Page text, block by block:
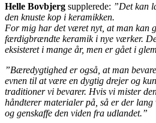
Helle Bovbjerg supplerede: ”Det kan
den knuste kop i keramikken.
For mig har det været nyt, at man kan
færdigbrændte keramik i nye værker.
eksisteret i mange år, men er gået i
”Bæredygtighed er også, at man
evnen til at være en dygtig drejer og
traditioner vi bevarer. Hvis vi mister
håndterer materialer på, så er der
og genskaffe den viden fra udlandet.”